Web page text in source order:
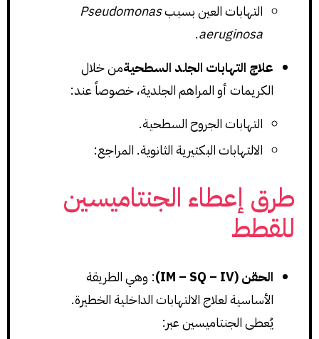
التهابات العين بسببPseudomonas
aeruginosa
.
علاج التهابات الجلد السطحيةمن خلال
الكريمات أو المراهم الجلدية، خصوصاً عند:
التهابات الجروح السطحية.
الالتهابات البكتيرية الثانوية. المراجع:
طرق إعطاء الجنتاميسين
للقطط
الحقن (IM – SQ – IV)
: وهي الطريقة
الأساسية لعلاج الالتهابات الداخلية الخطيرة.
يُعطى الجنتاميسين عبر: